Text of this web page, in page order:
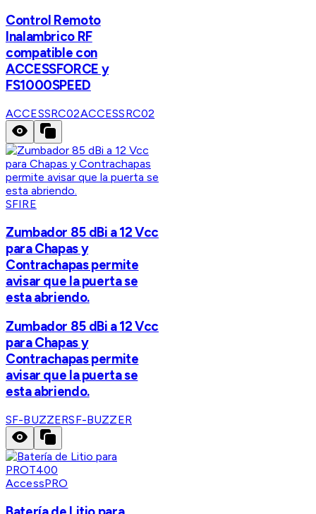
Control Remoto
Inalambrico RF
compatible con
ACCESSFORCE y
FS1000SPEED
ACCESSRC02ACCESSRC02
SFIRE
Zumbador 85 dBi a 12 Vcc
para Chapas y
Contrachapas permite
avisar que la puerta se
esta abriendo.
Zumbador 85 dBi a 12 Vcc
para Chapas y
Contrachapas permite
avisar que la puerta se
esta abriendo.
SF-BUZZERSF-BUZZER
AccessPRO